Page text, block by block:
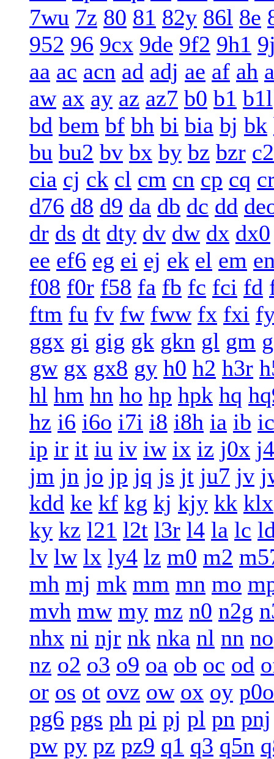
7wu 7z 80 81 82y 86l 8e
952 96 9cx 9de 9f2 9h1
aa ac acn ad adj ae af ah
aw ax ay az az7 b0 b1 b1l
bd bem bf bh bi bia bj bk
bu bu2 bv bx by bz bzr c2
cia cj ck cl cm cn cp cq
d76 d8 d9 da db dc dd
dr ds dt dty dv dw dx dx0
ee ef6 eg ei ej ek el em
f08 f0r f58 fa fb fc fci fd
ftm fu fv fw fww fx fxi
ggx gi gig gk gkn gl gm
gw gx gx8 gy h0 h2 h3r
hl hm hn ho hp hpk hq
hz i6 i6o i7i i8 i8h ia ib ic
ip ir it iu iv iw ix iz j0x
jm jn jo jp jq js jt ju7 jv
kdd ke kf kg kj kjy kk klx
ky kz l21 l2t l3r l4 la lc
lv lw lx ly4 lz m0 m2
mh mj mk mm mn mo
mvh mw my mz n0 n2g
nhx ni njr nk nka nl nn no
nz o2 o3 o9 oa ob oc od
or os ot ovz ow ox oy p0o
pg6 pgs ph pi pj pl pn pnj
pw py pz pz9 q1 q3 q5n